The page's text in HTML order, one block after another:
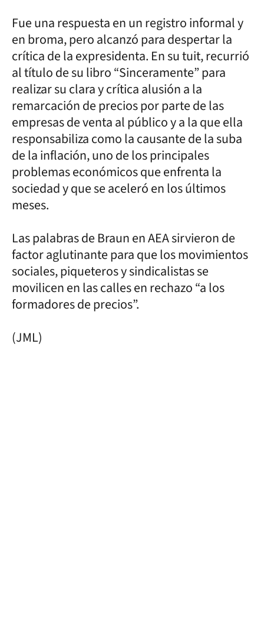
Fue una respuesta en un registro informal y
en broma, pero alcanzó para despertar la
crítica de la expresidenta. En su tuit, recurrió
al título de su libro “Sinceramente” para
realizar su clara y crítica alusión a la
remarcación de precios por parte de las
empresas de venta al público y a la que ella
responsabiliza como la causante de la suba
de la inflación, uno de los principales
problemas económicos que enfrenta la
sociedad y que se aceleró en los últimos
meses.
Las palabras de Braun en AEA sirvieron de
factor aglutinante para que los movimientos
sociales, piqueteros y sindicalistas se
movilicen en las calles en rechazo “a los
formadores de precios”.
(JML)